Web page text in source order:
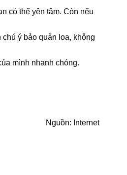
có thể yên tâm. Còn nếu
ý bảo quản loa, không
mình nhanh chóng.
Nguồn: Internet